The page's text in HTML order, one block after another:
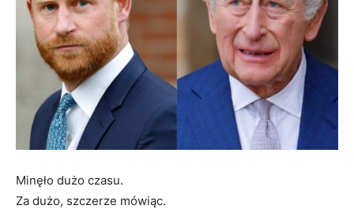
Minęło dużo czasu.
Za dużo, szczerze mówiąc.